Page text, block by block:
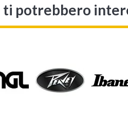
potrebbero